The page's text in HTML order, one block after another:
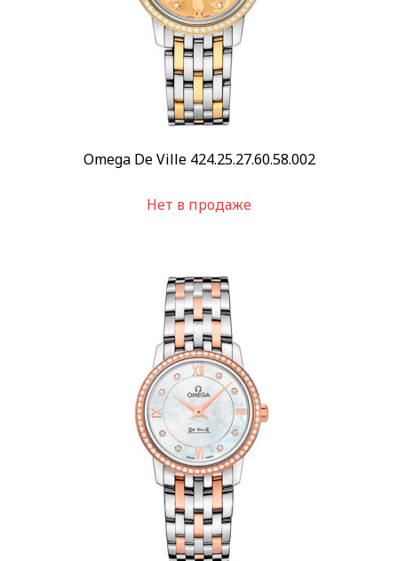
Omega De Ville 424.25.27.60.58.002
Нет в продаже